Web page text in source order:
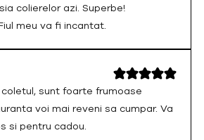
colierelor azi. Superbe!
meu va fi incantat.
sunt foarte frumoase
voi mai reveni sa cumpar. Va
si pentru cadou.